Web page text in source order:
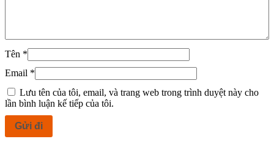
Tên *
Email *
Lưu tên của tôi, email, và trang web trong trình duyệt này cho
lần bình luận kế tiếp của tôi.